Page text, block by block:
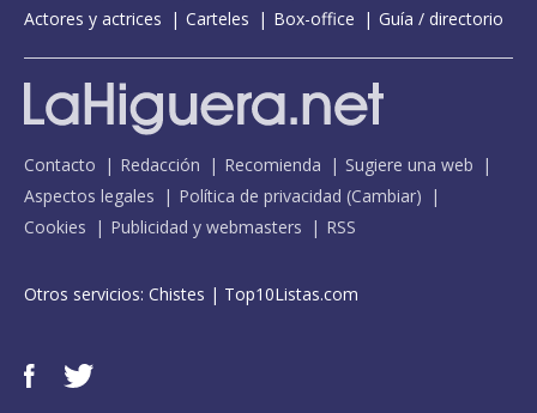
Actores y actrices
Carteles Box-office Guía / directorio
Contacto Redacción Recomienda
Sugiere una web
Aspectos legales
Política de privacidad (Cambiar)
Cookies
Publicidad y webmasters RSS
Otros servicios: Chistes | Top10Listas.com